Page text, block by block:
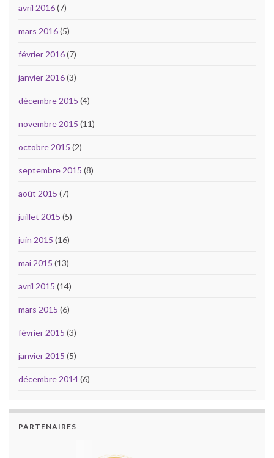
avril 2016(7)
mars 2016(5)
février 2016(7)
janvier 2016(3)
décembre 2015 (4)
novembre 2015 (11)
octobre 2015 (2)
septembre 2015 (8)
août 2015 (7)
juillet 2015 (5)
juin 2015 (16)
mai 2015 (13)
avril 2015 (14)
mars 2015 (6)
février 2015 (3)
janvier 2015 (5)
décembre 2014(6)
PARTENAIRES